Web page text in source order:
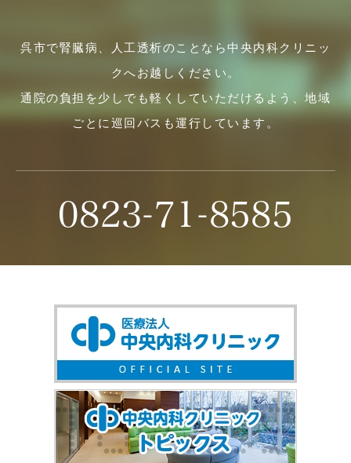
呉市で腎臓病、人工透析のことなら中央内科クリニッ
クへお越しください。
通院の負担を少しでも軽くしていただけるよう、地域
ごとに巡回バスも運行しています。
0823-71-8585